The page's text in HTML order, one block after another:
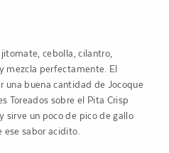
cebolla, cilantro,
mezcla perfectamente. El
una buena cantidad de Jocoque
Toreados sobre el Pita Crisp
sirve un poco de pico de gallo
sabor acidito.